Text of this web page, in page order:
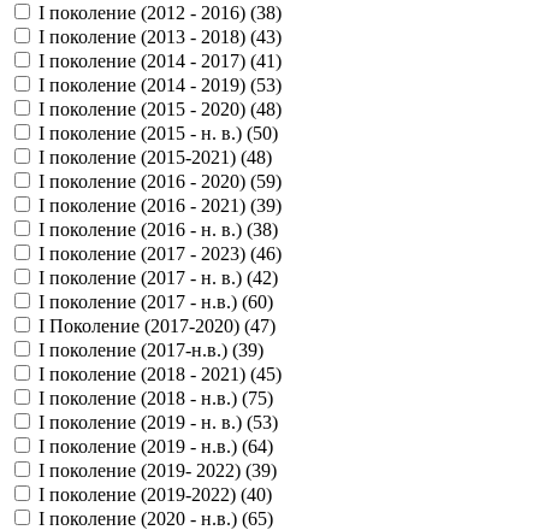
I поколение (2012 - 2016) (38)
I поколение (2013 - 2018) (43)
I поколение (2014 - 2017) (41)
I поколение (2014 - 2019) (53)
I поколение (2015 - 2020) (48)
I поколение (2015 - н. в.) (50)
I поколение (2015-2021) (48)
I поколение (2016 - 2020) (59)
I поколение (2016 - 2021) (39)
I поколение (2016 - н. в.) (38)
I поколение (2017 - 2023) (46)
I поколение (2017 - н. в.) (42)
I поколение (2017 - н.в.) (60)
I Поколение (2017-2020) (47)
I поколение (2017-н.в.) (39)
I поколение (2018 - 2021) (45)
I поколение (2018 - н.в.) (75)
I поколение (2019 - н. в.) (53)
I поколение (2019 - н.в.) (64)
I поколение (2019- 2022) (39)
I поколение (2019-2022) (40)
I поколение (2020 - н.в.) (65)